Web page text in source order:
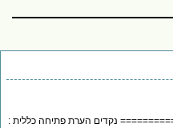
נקדים הערת פתיחה כללית :